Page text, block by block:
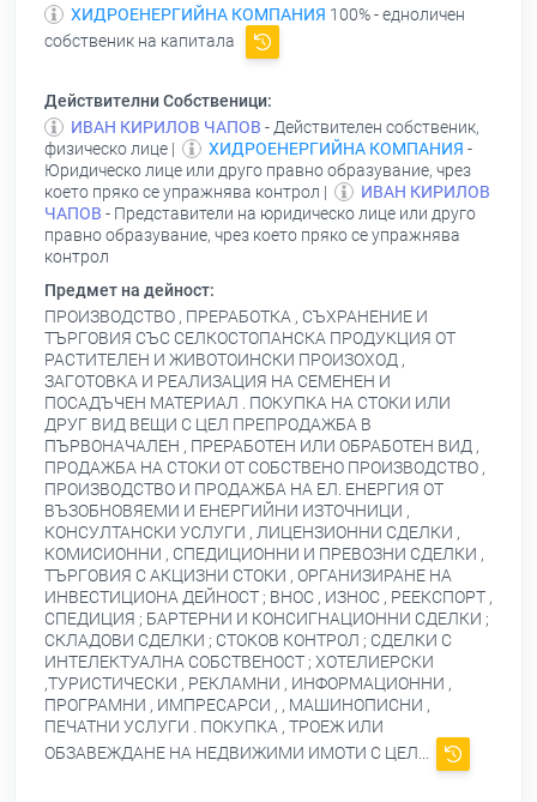
ХИДРОЕНЕРГИЙНА КОМПАНИЯ 100% - едноличен
собственик на капитала
Действителни Собственици:
ИВАН КИРИЛОВ ЧАПОВ - Действителен собственик,
физическо лице |
ХИДРОЕНЕРГИЙНА КОМПАНИЯ -
Юридическо лице или друго правно образувание, чрез
което пряко се упражнява контрол |
ИВАН КИРИЛОВ
ЧАПОВ - Представители на юридическо лице или друго
правно образувание, чрез което пряко се упражнява
контрол
Предмет на дейност:
ПРОИЗВОДСТВО , ПРЕРАБОТКА , СЪХРАНЕНИЕ И
ТЪРГОВИЯ СЪС СЕЛКОСТОПАНСКА ПРОДУКЦИЯ ОТ
РАСТИТЕЛЕН И ЖИВОТОИНСКИ ПРОИЗОХОД ,
ЗАГОТОВКА И РЕАЛИЗАЦИЯ НА СЕМЕНЕН И
ПОСАДЪЧЕН МАТЕРИАЛ . ПОКУПКА НА СТОКИ ИЛИ
ДРУГ ВИД ВЕЩИ С ЦЕЛ ПРЕПРОДАЖБА В
ПЪРВОНАЧАЛЕН , ПРЕРАБОТЕН ИЛИ ОБРАБОТЕН ВИД ,
ПРОДАЖБА НА СТОКИ ОТ СОБСТВЕНО ПРОИЗВОДСТВО ,
ПРОИЗВОДСТВО И ПРОДАЖБА НА ЕЛ. ЕНЕРГИЯ ОТ
ВЪЗОБНОВЯЕМИ И ЕНЕРГИЙНИ ИЗТОЧНИЦИ ,
КОНСУЛТАНСКИ УСЛУГИ , ЛИЦЕНЗИОННИ СДЕЛКИ ,
КОМИСИОННИ , СПЕДИЦИОННИ И ПРЕВОЗНИ СДЕЛКИ ,
ТЪРГОВИЯ С АКЦИЗНИ СТОКИ , ОРГАНИЗИРАНЕ НА
ИНВЕСТИЦИОНА ДЕЙНОСТ ; ВНОС , ИЗНОС , РЕЕКСПОРТ ,
СПЕДИЦИЯ ; БАРТЕРНИ И КОНСИГНАЦИОННИ СДЕЛКИ ;
СКЛАДОВИ СДЕЛКИ ; СТОКОВ КОНТРОЛ ; СДЕЛКИ С
ИНТЕЛЕКТУАЛНА СОБСТВЕНОСТ ; ХОТЕЛИЕРСКИ
,ТУРИСТИЧЕСКИ , РЕКЛАМНИ , ИНФОРМАЦИОННИ ,
ПРОГРАМНИ , ИМПРЕСАРСИ , , МАШИНОПИСНИ ,
ПЕЧАТНИ УСЛУГИ . ПОКУПКА , ТРОЕЖ ИЛИ
ОБЗАВЕЖДАНЕ НА НЕДВИЖИМИ ИМОТИ С ЦЕЛ...